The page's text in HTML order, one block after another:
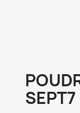
SEPT7